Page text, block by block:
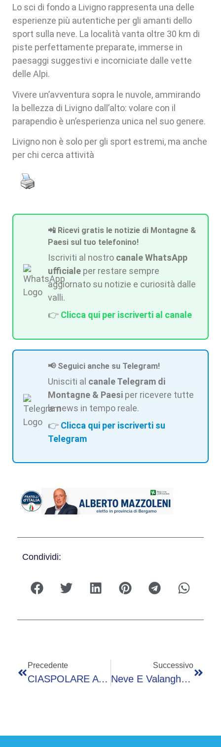
Lo sci di fondo a Livigno rappresenta una delle
esperienze più autentiche per gli amanti dello
sport sulla neve. La località vanta oltre 30 km di
piste perfettamente preparate, immerse in
paesaggi suggestivi e incorniciate dalle vette
delle Alpi.
Vivere un’avventura sopra le nuvole, ammirando
la bellezza di Livigno dall’alto: volare con il
parapendio è un’esperienza unica nel suo genere.
Livigno non è solo per gli sport estremi, ma anche
per chi cerca attività
📲 Ricevi gratis le notizie di Montagne &
Paesi sul tuo telefonino!
Iscriviti al nostro canale WhatsApp
ufficiale per restare sempre
aggiornato su notizie e curiosità dalle
valli.
👉 Clicca qui per iscriverti al canale
📢 Seguici anche su Telegram!
Unisciti al canale Telegram di
Montagne & Paesi per ricevere tutte
le news in tempo reale.
👉 Clicca qui per iscriverti su
Telegram
Condividi:
Precedente
CIASPOLARE A LIVIGNO, DOVE IL TEMPO SEGUE IL RITMO DELLA NATURA
Successivo
Neve E Valanghe, Il Centro Di Arpa Lombardia A Bormio (SO)